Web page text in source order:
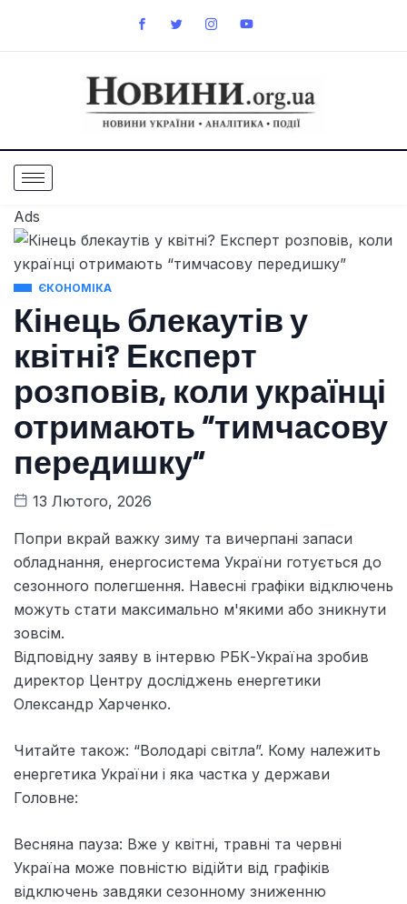
Ads
ЄКОНОМІКА
Кінець блекаутів у
квітні? Експерт
розповів, коли українці
отримають “тимчасову
передишку”
13 Лютого, 2026
Попри вкрай важку зиму та вичерпані запаси
обладнання, енергосистема України готується до
сезонного полегшення. Навесні графіки відключень
можуть стати максимально м'якими або зникнути
зовсім.
Відповідну заяву в інтервю РБК-Україна зробив
директор Центру досліджень енергетики
Олександр Харченко.
Читайте також: “Володарі світла”. Кому належить
енергетика України і яка частка у держави
Головне:
Весняна пауза: Вже у квітні, травні та червні
Україна може повністю відійти від графіків
відключень завдяки сезонному зниженню